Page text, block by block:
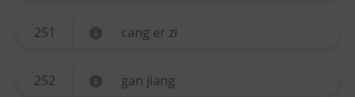
251 cang er zi
252 gan jiang